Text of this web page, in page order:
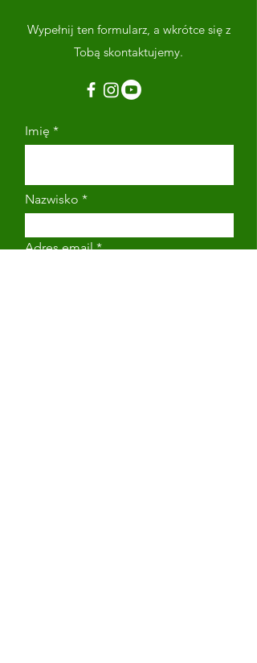
Wypełnij ten formularz, a wkrótce się z
Tobą skontaktujemy.
Imię
Nazwisko
Adres email